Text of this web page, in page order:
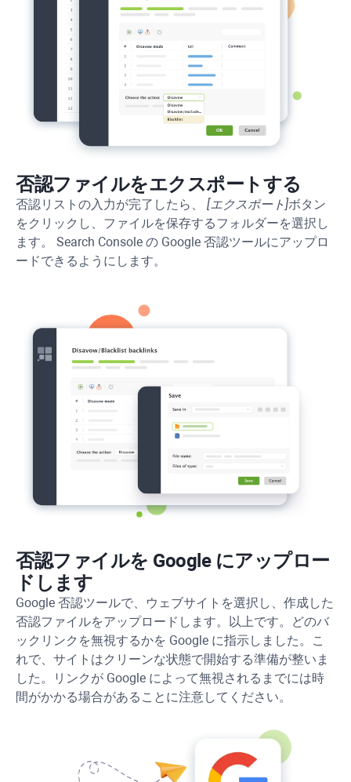
否認ファイルをエクスポートする
否認リストの入力が完了したら、 [エクスポート]ボタン
をクリックし、ファイルを保存するフォルダーを選択し
ます。 Search Console の Google 否認ツールにアップロ
ードできるようにします。
否認ファイルを Google にアップロー
ドします
Google 否認ツールで、ウェブサイトを選択し、作成した
否認ファイルをアップロードします。以上です。どのバ
ックリンクを無視するかを Google に指示しました。こ
れで、サイトはクリーンな状態で開始する準備が整いま
した。リンクが Google によって無視されるまでには時
間がかかる場合があることに注意してください。